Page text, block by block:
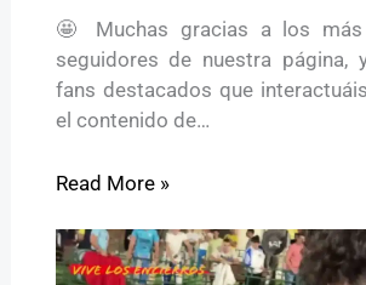
🤩 Muchas gracias a los
seguidores de nuestra página,
fans destacados que
el contenido de…
Read More »